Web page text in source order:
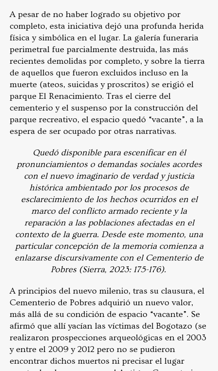
A pesar de no haber logrado su objetivo por
completo, esta iniciativa dejó una profunda herida
física y simbólica en el lugar. La galería funeraria
perimetral fue parcialmente destruida, las más
recientes demolidas por completo, y sobre la tierra
de aquellos que fueron excluidos incluso en la
muerte (ateos, suicidas y proscritos) se erigió el
parque El Renacimiento. Tras el cierre del
cementerio y el suspenso por la construcción del
parque recreativo, el espacio quedó “vacante”, a la
espera de ser ocupado por otras narrativas.
Quedó disponible para escenificar en él
pronunciamientos o demandas sociales acordes
con el nuevo imaginario de verdad y justicia
histórica ambientado por los procesos de
esclarecimiento de los hechos ocurridos en el
marco del conflicto armado reciente y la
reparación a las poblaciones afectadas en el
contexto de la guerra. Desde este momento, una
particular concepción de la memoria comienza a
enlazarse discursivamente con el Cementerio de
Pobres (Sierra, 2023: 175-176).
A principios del nuevo milenio, tras su clausura, el
Cementerio de Pobres adquirió un nuevo valor,
más allá de su condición de espacio “vacante”. Se
afirmó que allí yacían las víctimas del Bogotazo (se
realizaron prospecciones arqueológicas en el 2003
y entre el 2009 y 2012 pero no se pudieron
encontrar dichos muertos ni precisar el lugar